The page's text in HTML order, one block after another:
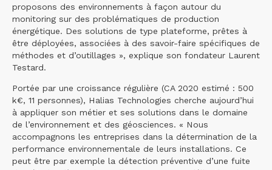
proposons des environnements à façon autour du
monitoring sur des problématiques de production
énergétique. Des solutions de type plateforme, prêtes à
être déployées, associées à des savoir-faire spécifiques de
méthodes et d’outillages », explique son fondateur Laurent
Testard.
Portée par une croissance régulière (CA 2020 estimé : 500
k€, 11 personnes), Halias Technologies cherche aujourd’hui
à appliquer son métier et ses solutions dans le domaine
de l’environnement et des géosciences. « Nous
accompagnons les entreprises dans la détermination de la
performance environnementale de leurs installations. Ce
peut être par exemple la détection préventive d’une fuite